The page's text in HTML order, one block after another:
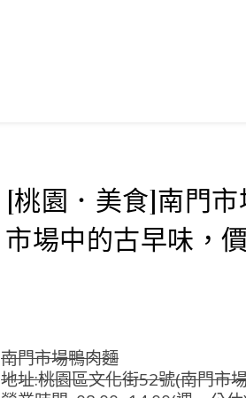
[桃園．美食]南門
市場中的古早味，
南門市場鴨肉麵
地址:桃園區文化街52號(南門市